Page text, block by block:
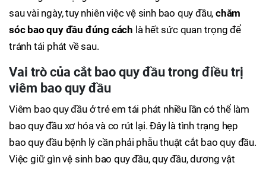
sau vài ngày, tuy nhiên việc vệ sinh bao quy đầu, chăm
sóc bao quy đầu đúng cách là hết sức quan trọng để
tránh tái phát về sau.
Vai trò của cắt bao quy đầu trong điều trị
viêm bao quy đầu
Viêm bao quy đầu ở trẻ em tái phát nhiều lần có thể làm
bao quy đầu xơ hóa và co rút lại. Đây là tình trạng hẹp
bao quy đầu bệnh lý cần phải phẫu thuật cắt bao quy đầu.
Việc giữ gìn vệ sinh bao quy đầu, quy đầu, dương vật